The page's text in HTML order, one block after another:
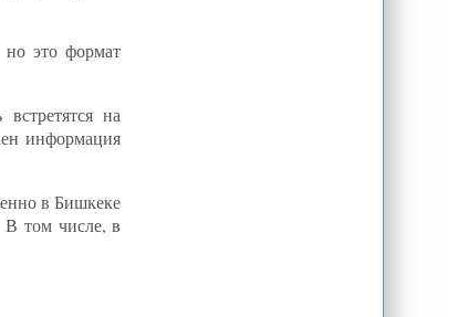
это формат
на
информация
в Бишкеке
В том числе, в